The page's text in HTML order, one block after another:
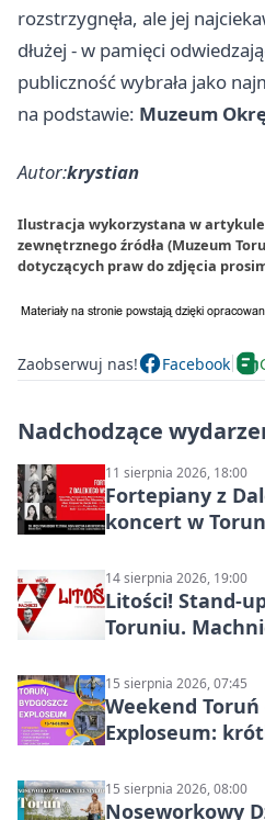
rozstrzygnęła, ale jej
dłużej - w pamięci
publiczność wybrała jako
na podstawie: Muzeum
Autor:krystian
Ilustracja wykorzystana w artykule
zewnętrznego źródła (Muzeum
dotyczących praw do zdjęcia
Zaobserwuj nas! Facebook
Nadchodzące
11 sierpnia 2026, 18:00
Fortepiany z
koncert w
14 sierpnia 2026, 19:00
Litości! Stand-
Toruniu.
15 sierpnia 2026, 07:45
Weekend
Exploseum:
15 sierpnia 2026, 08:00
Noseworkowy